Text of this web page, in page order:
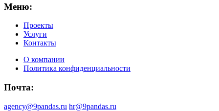
Меню:
Проекты
Услуги
Контакты
О компании
Политика конфиденциальности
Почта:
agency@9pandas.ru hr@9pandas.ru